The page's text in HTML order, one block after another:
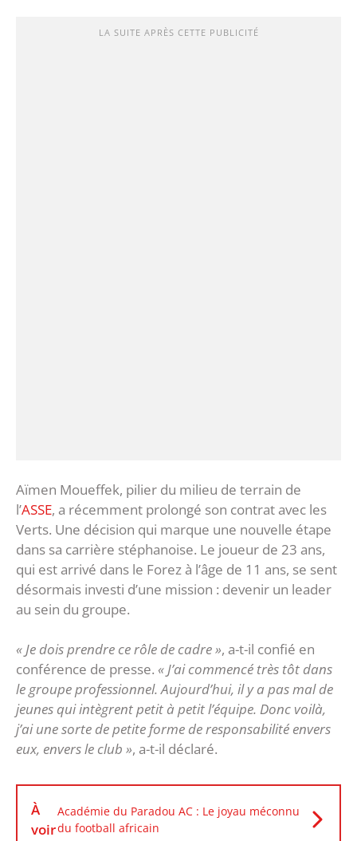
LA SUITE APRÈS CETTE PUBLICITÉ
Aïmen Moueffek, pilier du milieu de terrain de
l’ASSE, a récemment prolongé son contrat avec les
Verts. Une décision qui marque une nouvelle étape
dans sa carrière stéphanoise. Le joueur de 23 ans,
qui est arrivé dans le Forez à l’âge de 11 ans, se sent
désormais investi d’une mission : devenir un leader
au sein du groupe.
« Je dois prendre ce rôle de cadre », a-t-il confié en
conférence de presse. « J’ai commencé très tôt dans
le groupe professionnel. Aujourd’hui, il y a pas mal de
jeunes qui intègrent petit à petit l’équipe. Donc voilà,
j’ai une sorte de petite forme de responsabilité envers
eux, envers le club », a-t-il déclaré.
À
voir
Académie du Paradou AC : Le joyau méconnu
du football africain